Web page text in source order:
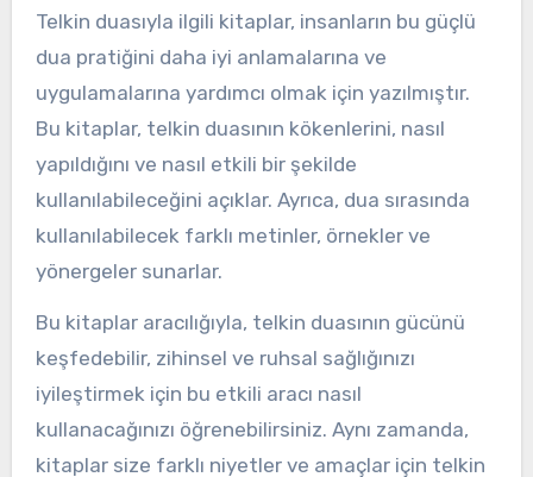
Telkin duasıyla ilgili kitaplar, insanların bu güçlü
dua pratiğini daha iyi anlamalarına ve
uygulamalarına yardımcı olmak için yazılmıştır.
Bu kitaplar, telkin duasının kökenlerini, nasıl
yapıldığını ve nasıl etkili bir şekilde
kullanılabileceğini açıklar. Ayrıca, dua sırasında
kullanılabilecek farklı metinler, örnekler ve
yönergeler sunarlar.
Bu kitaplar aracılığıyla, telkin duasının gücünü
keşfedebilir, zihinsel ve ruhsal sağlığınızı
iyileştirmek için bu etkili aracı nasıl
kullanacağınızı öğrenebilirsiniz. Aynı zamanda,
kitaplar size farklı niyetler ve amaçlar için telkin